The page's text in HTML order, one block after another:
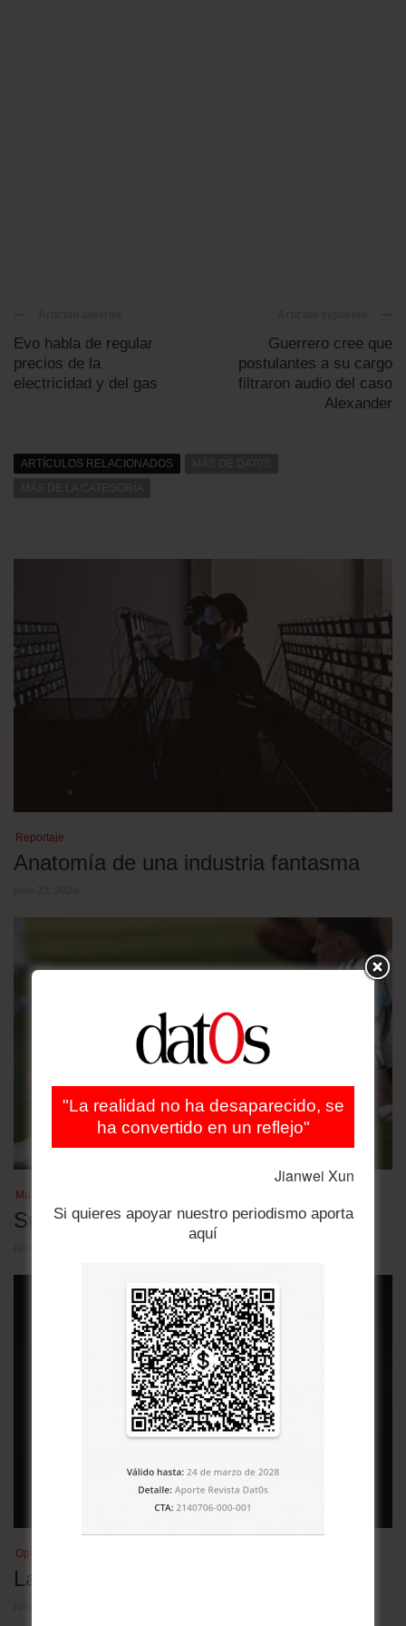
Evo habla de regular
precios de la
electricidad y del gas
Guerrero cree que
postulantes a su cargo
filtraron audio del caso
Alexander
ARTÍCULOS RELACIONADOS
Reportaje
Anatomía de una industria fantasma
Mundial de fútbol 2026
Su noche triste
Opinión
La inestabilidad democrática
"La realidad no ha desaparecido, se
ha convertido en un reflejo"
Jianwei Xun
Si quieres apoyar nuestro periodismo aporta
aquí